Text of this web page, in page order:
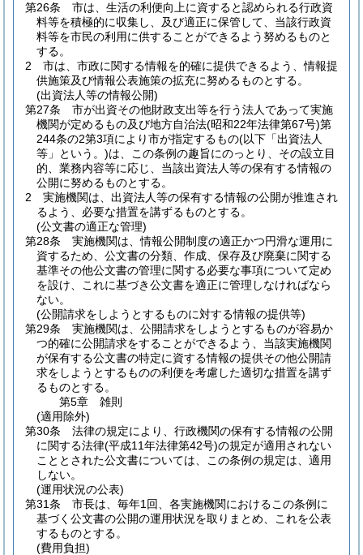
第26条
市は、生活の利便向上に資すると認められる行政資
料等を積極的に収集し、及び適正に保管して、当該行政資
料等を市民の利用に供することができるよう努めるものと
する。
2
市は、市政に関する情報を的確に提供できるよう、情報提
供施策及び情報公表施策の拡充に努めるものとする。
(出資法人等の情報公開)
第27条
市が出資その他財政支出等を行う法人であって実施
機関が定めるもの及び地方自治法(昭和22年法律第67号)第
244条の2第3項により市が指定するもの(以下「出資法人
等」という。)は、この条例の趣旨にのっとり、その設立目
的、業務内容等に応じ、当該出資法人等の保有する情報の
公開に努めるものとする。
2
実施機関は、出資法人等の保有する情報の公開が推進され
るよう、必要な措置を講ずるものとする。
(公文書の適正な管理)
第28条
実施機関は、情報公開制度の適正かつ円滑な運用に
資するため、公文書の分類、作成、保存及び廃棄に関する
基準その他公文書の管理に関する必要な事項について定め
を設け、これに基づき公文書を適正に管理しなければなら
ない。
(公開請求をしようとするものに対する情報の提供等)
第29条
実施機関は、公開請求をしようとするものが容易か
つ的確に公開請求をすることができるよう、当該実施機関
が保有する公文書の特定に資する情報の提供その他公開請
求をしようとするものの利便を考慮した適切な措置を講ず
るものとする。
第5章
雑則
(適用除外)
第30条
法律の規定により、行政機関の保有する情報の公開
に関する法律(平成11年法律第42号)の規定が適用されない
こととされた公文書については、この条例の規定は、適用
しない。
(運用状況の公表)
第31条
市長は、毎年1回、各実施機関におけるこの条例に
基づく公文書の公開の運用状況を取りまとめ、これを公表
するものとする。
(費用負担)